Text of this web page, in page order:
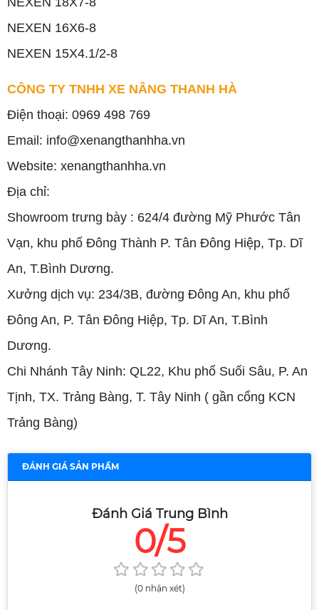
NEXEN 16X6-8
NEXEN 15X4.1/2-8
CÔNG TY TNHH XE NÂNG THANH HÀ
Điện thoại: 0969 498 769
Email: info@xenangthanhha.vn
Website: xenangthanhha.vn
Địa chỉ:
Showroom trưng bày : 624/4 đường Mỹ Phước Tân
Vạn, khu phố Đông Thành P. Tân Đông Hiệp, Tp. Dĩ
An, T.Bình Dương.
Xưởng dịch vụ: 234/3B, đường Đông An, khu phố
Đông An, P. Tân Đông Hiệp, Tp. Dĩ An, T.Bình
Dương.
Chi Nhánh Tây Ninh: QL22, Khu phố Suối Sâu, P. An
Tịnh, TX. Trảng Bàng, T. Tây Ninh ( gần cổng KCN
Trảng Bàng)
ĐÁNH GIÁ SẢN PHẨM
Đánh Giá Trung Bình
0/5
(0 nhận xét)